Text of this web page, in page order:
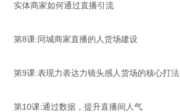
实体商家如何通过直播引流
第8课:同城商家直播的人货场建设
第9课:表现力表达力镜头感人货场的核心打法
第10课:通过数据，提升直播间人气